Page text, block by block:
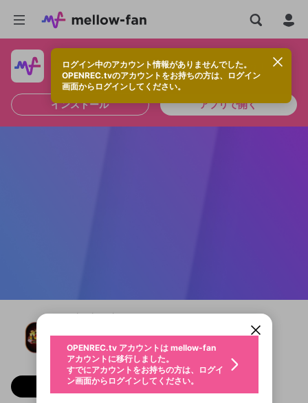
ログイン中のアカウント情報がありませんでした。
OPENREC.tvのアカウントをお持ちの方は、ログイン
画面からログインしてください。
快適に視聴するなら、アプリをインストールしよう！
インストール アプリで開く
iwindirectory
フォロー
ファンレター
応援している配信者にファンレターを送ることがで
固定動画に設定
マイページに表示されている動画 (ライブ配信、配
信予定、アーカイブ、アップロード動画) をページ
のトップに1つ固定できます。動画タイトル横のメ
ニューより設定することができます。
選択できるプレイリストがありません。
ご確認ください
アカウントに移行しました。
新規登録
メールアドレスで新規登録
@
カウントに統合しました。
ログイン
メールアドレスでログイン
ログイン
OPENREC.tv アカウントは mellow-fan
アカウントに移行しました。
すでにアカウントをお持ちの方は、ログイ
ン画面からログインしてください。
年 月
生年月は登録後に変更できません。
認証コードの入力
不適切なユーザーとして報告しま
すか？
問題を選択してください
サブスクシェア